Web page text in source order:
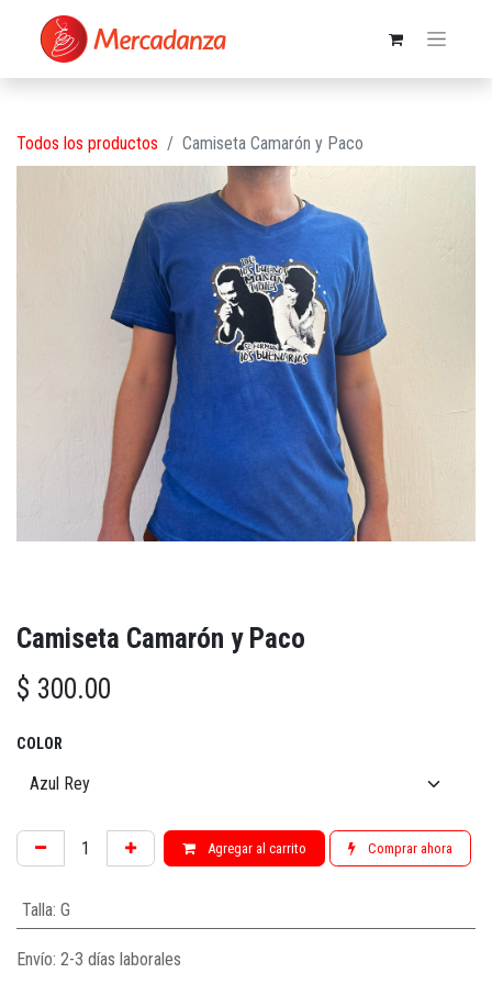
Todos los productos Camiseta Camarón y Paco
Camiseta Camarón y Paco
$ 300.00
COLOR
Agregar al carrito Comprar ahora
Talla: G
Envío: 2-3 días laborales